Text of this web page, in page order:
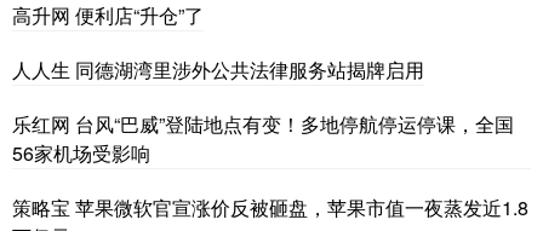
高升网 便利店“升仓”了
人人生 同德湖湾里涉外公共法律服务站揭牌启用
乐红网 台风“巴威”登陆地点有变！多地停航停运停课，全国
56家机场受影响
策略宝 苹果微软官宣涨价反被砸盘，苹果市值一夜蒸发近1.8